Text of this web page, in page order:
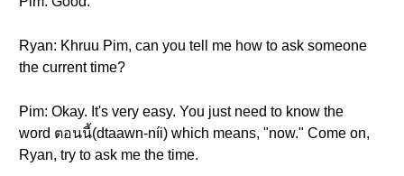
Ryan: Khruu Pim, can you tell me how to ask someone
the current time?
Pim: Okay. It's very easy. You just need to know the
word ตอนนี้(dtaawn-níi) which means, "now." Come on,
Ryan, try to ask me the time.